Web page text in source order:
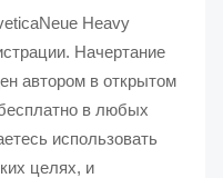
Heavy
Начертание
автором в открытом
в любых
использовать
целях, и